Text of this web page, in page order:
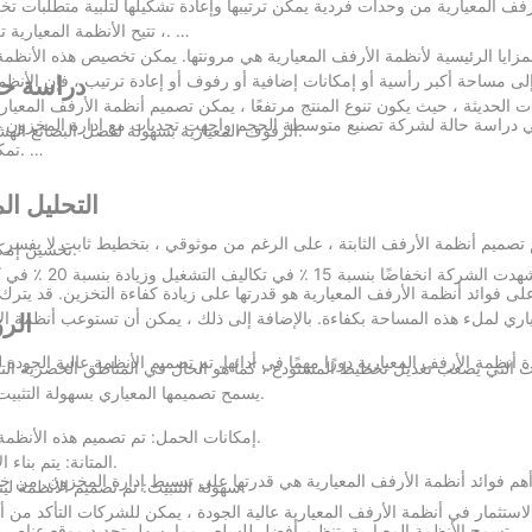
المعيارية من وحدات فردية يمكن ترتيبها وإعادة تشكيلها لتلبية متطلبات
، تتيح الأنظمة المعيارية تعديلات بناءً على تغيير مستويات المخزون وأنواع المنتجات واحتياجات التخزين.
الرئيسية لأنظمة الأرفف المعيارية هي مرونتها. يمكن تخصيص هذه
الحديثة ، حيث يكون تنوع المنتج مرتفعًا ، يمكن تصميم أنظمة الأرفف
الرفوف المعيارية بسهولة لفصل البضائع الهشة عن العناصر الحساسة لدرجة الحرارة ، مما يعزز كل من السلامة والكفاءة.
دراسة
دراسة حالة لشركة تصنيع متوسطة الحجم واجهت تحديات مع إدارة المخزون
تمكنت الشركة من إعادة تنظيم تخطيطها لتسجيل مجموعة متنوعة من المنتجات.
- تحسين إمكانية الوصول لموظفي المستودعات ، مما يتيح دوران المخزون بشكل أسرع.
نتيجة لذلك
التحليل
تصميم أنظمة الأرفف الثابتة ، على الرغم من موثوقي ، بتخطيط ثابت لا
لملء هذه المساحة بكفاءة. بالإضافة إلى ذلك ، يمكن أن تستوعب
التي يصعب تعديل تخطيط المستودع ، كما هو الحال في المناطق الحضرية التي
يسمح تصميمها المعياري بسهولة التثبيت وإعادة الترتيب ، مما يضمن أن المستودع يظل فعالًا حتى في البيئات الصعبة.
أنظمة الأرفف المعيارية دورًا مهمًا في أدائها. تم تصميم الأنظمة عالية
- إمكانات الحمل: تم تصميم هذه الأنظمة للتعامل مع الحمولات الثقيلة ، مما يضمن أن حلول التخزين متينة وموثوقة.
- المتانة: يتم بناء الأنظمة المعيارية بمواد قوية ، مما يقلل من خطر الضرر وضمان طول العمر.
- سهولة التثبيت: تم تصميم الأنظمة ليتم تثبيتها بسرعة وكفاءة ، مما يقلل من وقت التوقف وتقليل تكاليف العمالة.
في أنظمة الأرفف المعيارية عالية الجودة ، يمكن للشركات التأكد
فوائد أنظمة الأرفف المعيارية هي قدرتها على تبسيط إدارة المخزون.